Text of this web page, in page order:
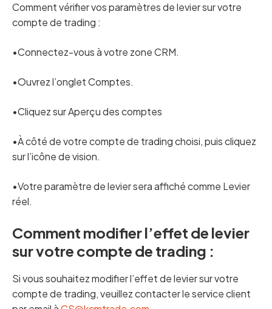
Comment vérifier vos paramètres de levier sur votre
compte de trading :
•Connectez-vous à votre zone CRM.
•Ouvrez l’onglet Comptes.
•Cliquez sur Aperçu des comptes
•À côté de votre compte de trading choisi, puis cliquez
sur l’icône de vision.
•Votre paramètre de levier sera affiché comme Levier
réel.
Comment modifier l’effet de levier
sur votre compte de trading :
Si vous souhaitez modifier l’effet de levier sur votre
compte de trading, veuillez contacter le service client